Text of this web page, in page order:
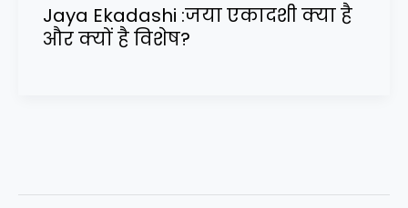
Jaya Ekadashi :जया एकादशी क्या है
और क्यों है विशेष?